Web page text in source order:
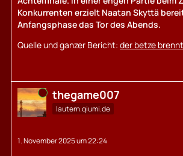
Konkurrenten erzielt Naatan Skyttä
Anfangsphase das Tor des Abends.
Quelle und ganzer Bericht: der betze brennt
Online thegame007
lautern.qiumi.de
1. November 2025 um 22:24